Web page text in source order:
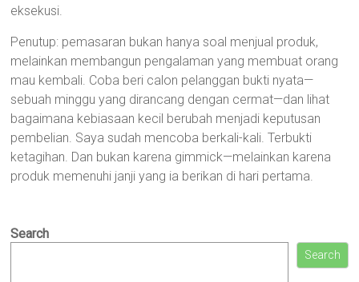
eksekusi.
Penutup: pemasaran bukan hanya soal menjual produk,
melainkan membangun pengalaman yang membuat orang
mau kembali. Coba beri calon pelanggan bukti nyata—
sebuah minggu yang dirancang dengan cermat—dan lihat
bagaimana kebiasaan kecil berubah menjadi keputusan
pembelian. Saya sudah mencoba berkali-kali. Terbukti
ketagihan. Dan bukan karena gimmick—melainkan karena
produk memenuhi janji yang ia berikan di hari pertama.
Search
Search